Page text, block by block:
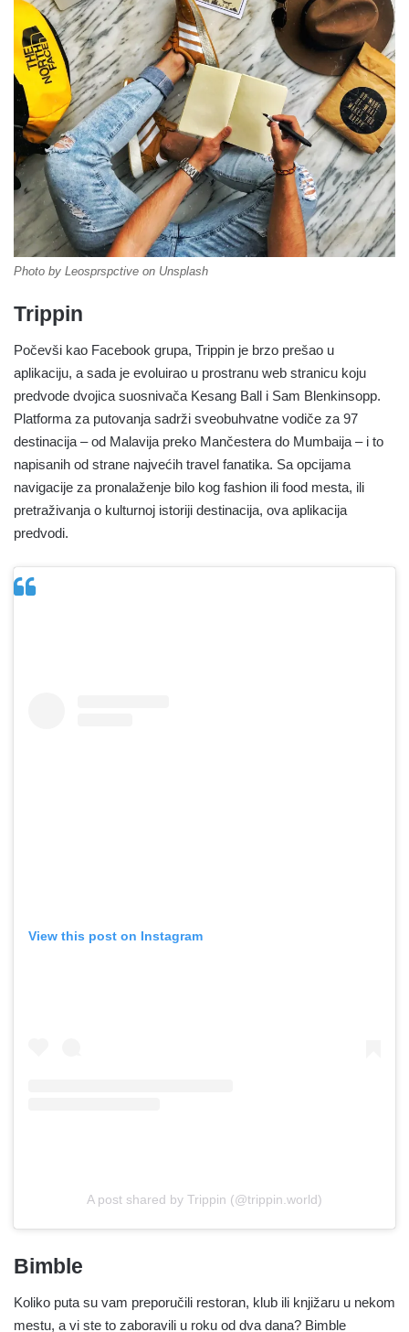
Photo by Leosprspctive on Unsplash
Trippin
Počevši kao Facebook grupa, Trippin je brzo prešao u
aplikaciju, a sada je evoluirao u prostranu web stranicu koju
predvode dvojica suosnivača Kesang Ball i Sam Blenkinsopp.
Platforma za putovanja sadrži sveobuhvatne vodiče za 97
destinacija – od Malavija preko Mančestera do Mumbaija – i to
napisanih od strane najvećih travel fanatika. Sa opcijama
navigacije za pronalaženje bilo kog fashion ili food mesta, ili
pretraživanja o kulturnoj istoriji destinacija, ova aplikacija
predvodi.
View this post on Instagram
A post shared by Trippin (@trippin.world)
Bimble
Koliko puta su vam preporučili restoran, klub ili knjižaru u nekom
mestu, a vi ste to zaboravili u roku od dva dana? Bimble